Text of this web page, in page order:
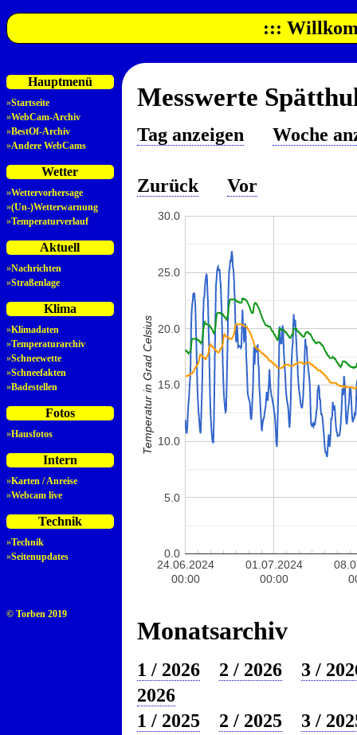
:::
Hauptmenü
»Startseite
»WebCam-Archiv
»BestOf-Archiv
»Andere WebCams
Wetter
»Wettervorhersage
»(Un-)Wetterwarnung
»Temperaturverlauf
Aktuell
»Nachrichten
»Straßenlage
Klima
»Klimadaten
»Temperaturarchiv
»Schneewette
»Schneefakten
»Badestellen
Fotos
»Hausfotos
Intern
»Karten / Anreise
»Webcam live
Technik
»Technik
»Seitenupdates
© Torben 2019
Messwerte
Tag anzeigen Woche
Zurück Vor
24.06.2024
00:00
01.07.2024
00:00
0.0
5.0
10.0
15.0
20.0
25.0
30.0
Temperatur in Grad Celsius
Monatsarchiv
1 / 2026 2 / 2026
3 /
2026
1 / 2025
2 / 2025
3 /